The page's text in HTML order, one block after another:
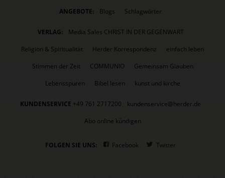
ANGEBOTE: Blogs Schlagwörter
VERLAG:
Media Sales CHRIST IN DER GEGENWART
Religion & Spiritualität
Herder Korrespondenz
einfach leben
Stimmen der Zeit
COMMUNIO
Gemeinsam Glauben
Lebensspuren
Bibel lesen kunst und kirche
KUNDENSERVICE +49 761 2717200
kundenservice@herder.de
Abo online kündigen
FOLGEN SIE UNS: Facebook Twitter